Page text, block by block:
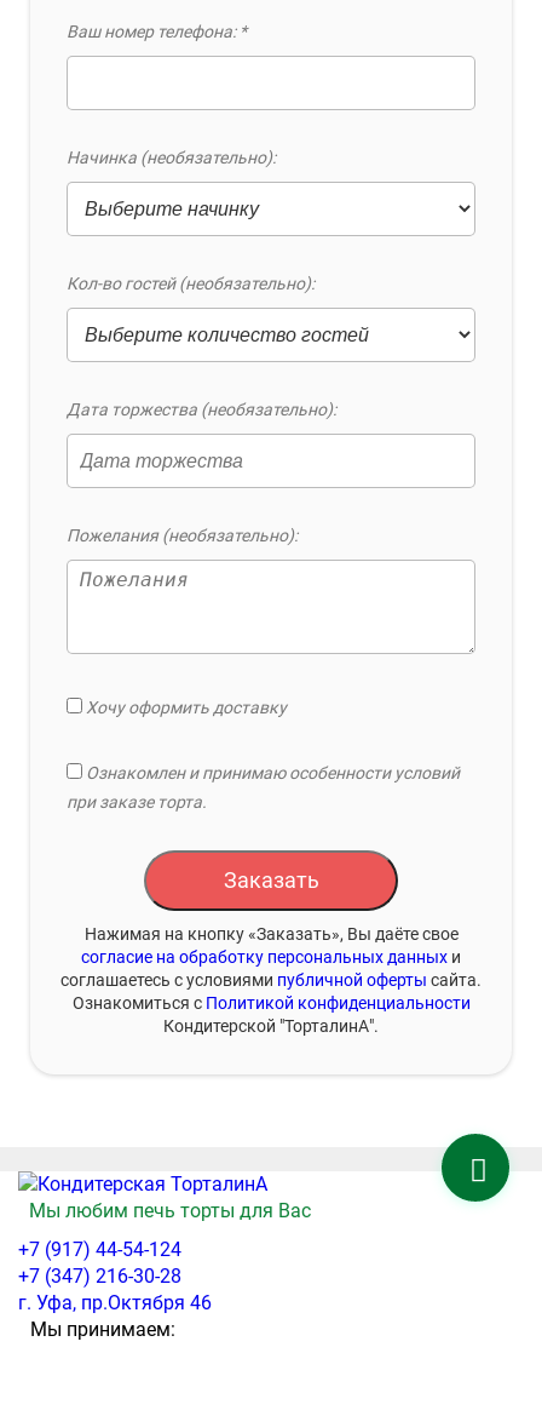
Ваш номер телефона: *
Начинка (необязательно):
Кол-во гостей (необязательно):
Дата торжества (необязательно):
Пожелания (необязательно):
Хочу оформить доставку
Ознакомлен и принимаю особенности условий
при заказе торта.
Заказать
Нажимая на кнопку «Заказать», Вы даёте свое
согласие на обработку персональных данных и
соглашаетесь с условиями публичной оферты сайта.
Ознакомиться с Политикой конфиденциальности
Кондитерской "ТорталинА".
Мы любим печь торты для Вас
+7 (917) 44-54-124
+7 (347) 216-30-28
г. Уфа, пр.Октября 46
Мы принимаем: